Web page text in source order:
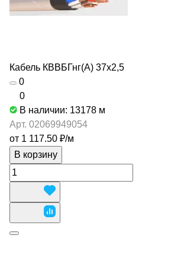
Кабель КВВБГнг(А) 37х2,5
0
0
В наличии: 13178 м
Арт. 02069949054
от 1 117.50 ₽/м
В корзину